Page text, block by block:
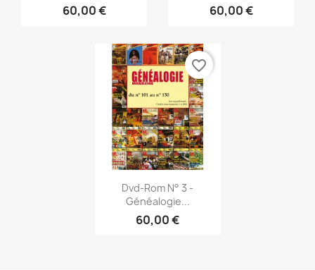
60,00 € 60,00 €
Vista rápida
Dvd-Rom N° 3 -
Généalogie...
60,00 €
favorite_border